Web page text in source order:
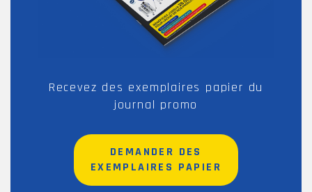
Recevez des exemplaires papier du
journal promo
DEMANDER DES
EXEMPLAIRES PAPIER